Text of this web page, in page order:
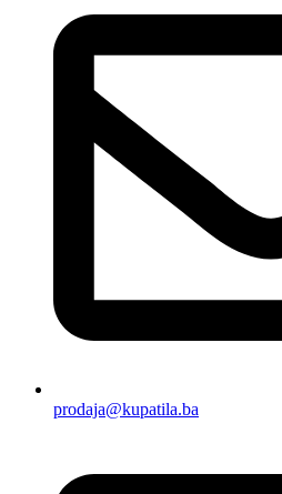
prodaja@kupatila.ba